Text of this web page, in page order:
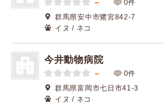
－
0件
群馬県安中市鷺宮842-7
イヌ / ネコ
今井動物病院
－
0件
群馬県富岡市七日市41-3
イヌ / ネコ